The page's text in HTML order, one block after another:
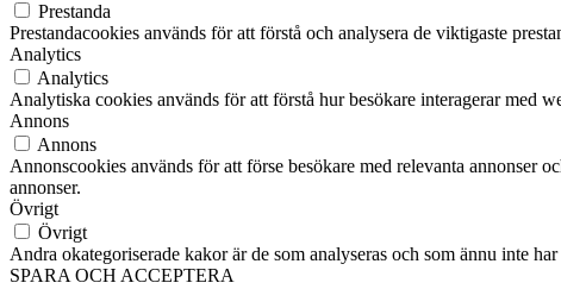
Prestanda
Prestandacookies används för att förstå och analysera de viktigaste
Analytics
Analytics
Analytiska cookies används för att förstå hur besökare interagerar med
Annons
Annons
Annonscookies används för att förse besökare med relevanta annonser
annonser.
Övrigt
Övrigt
Andra okategoriserade kakor är de som analyseras och som ännu inte
SPARA OCH ACCEPTERA